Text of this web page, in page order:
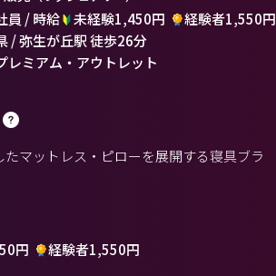
員 / 時給 未経験1,450円
経験者1,550円
/ 弥生が丘駅 徒歩26分
レミアム・アウトレット
マットレス・ピローを展開する寝具ブラ
円
経験者1,550円